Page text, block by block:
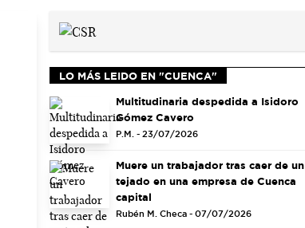
LO MÁS LEIDO EN "CUENCA"
Multitudinaria despedida a Isidoro
Gómez Cavero
P.M. - 23/07/2026
Muere un trabajador tras caer de un
tejado en una empresa de Cuenca
capital
Rubén M. Checa - 07/07/2026